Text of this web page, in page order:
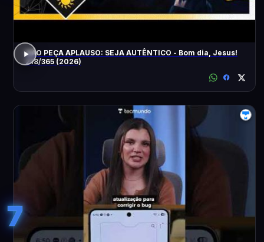
NÃO PEÇA APLAUSO: SEJA AUTÊNTICO - Bom dia, Jesus!
218/365 (2026)
7